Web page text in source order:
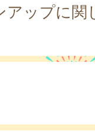
アップに関